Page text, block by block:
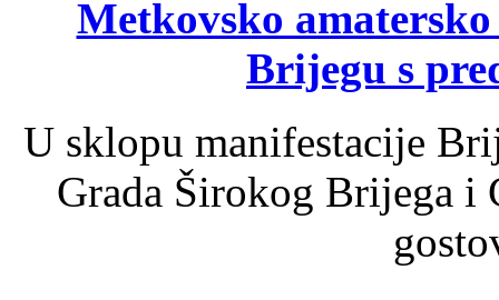
Metkovsko
Brijegu s
U sklopu manifestacije
Grada Širokog Brijega